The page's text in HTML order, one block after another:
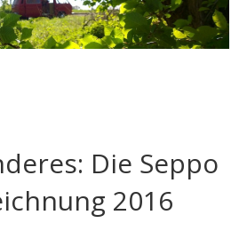
Die Seppo
2016